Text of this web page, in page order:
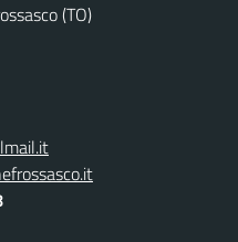
(TO)